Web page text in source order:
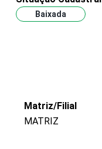
Baixada
Matriz/Filial
MATRIZ